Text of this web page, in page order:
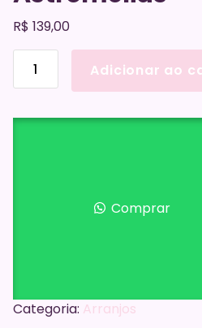
R$ 139,00
Rosas
Adicionar ao
Comprar
Categoria: Arranjos